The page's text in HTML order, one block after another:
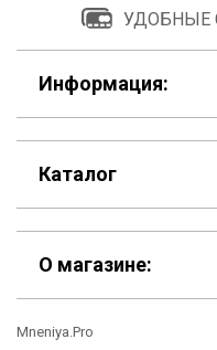
УДОБНЫЕ
Информация:
F.A.Q
Контакты
Шоурум
Материалы
Каталог
Скидки
Кошельки
О магазине:
Mneniya.Pro